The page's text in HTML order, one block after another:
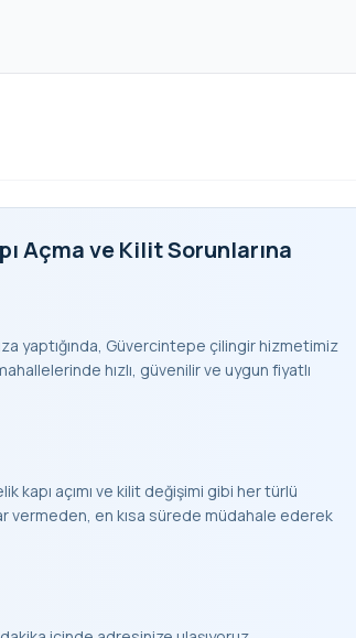
Açma ve Kilit Sorunlarına
yaptığında, Güvercintepe çilingir hizmetimiz
hızlı, güvenilir ve uygun fiyatlı
kapı açımı ve kilit değişimi gibi her türlü
vermeden, en kısa sürede müdahale ederek